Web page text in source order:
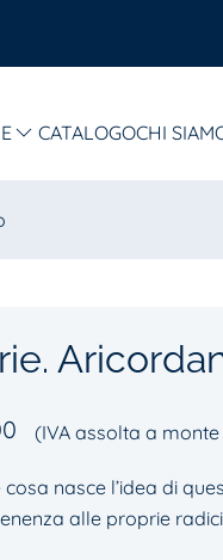
CATALOGOCHI
(IVA assolta a monte
cosa nasce l’idea di
alle proprie